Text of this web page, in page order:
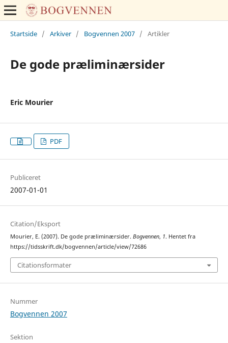
Startside / Arkiver / Bogvennen 2007 / Artikler
De gode præliminærsider
Eric Mourier
PDF
Publiceret
2007-01-01
Citation/Eksport
Mourier, E. (2007). De gode præliminærsider. Bogvennen, 1. Hentet fra
https://tidsskrift.dk/bogvennen/article/view/72686
Citationsformater
Nummer
Bogvennen 2007
Sektion